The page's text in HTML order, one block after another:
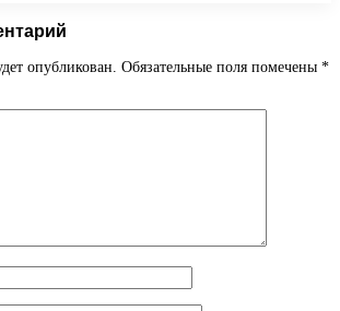
опубликован. Обязательные поля помечены *